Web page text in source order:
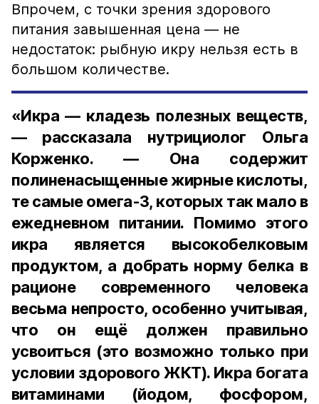
Впрочем, с точки зрения здорового
питания завышенная цена — не
недостаток: рыбную икру нельзя есть в
большом количестве.
«Икра — кладезь полезных веществ,
— рассказала нутрициолог Ольга
Корженко. — Она содержит
полиненасыщенные жирные кислоты,
те самые омега-3, которых так мало в
ежедневном питании. Помимо этого
икра является высокобелковым
продуктом, а добрать норму белка в
рационе современного человека
весьма непросто, особенно учитывая,
что он ещё должен правильно
усвоиться (это возможно только при
условии здорового ЖКТ). Икра богата
витаминами (йодом, фосфором,